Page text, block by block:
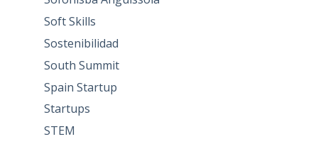
Soft Skills
Sostenibilidad
South Summit
Spain Startup
Startups
STEM